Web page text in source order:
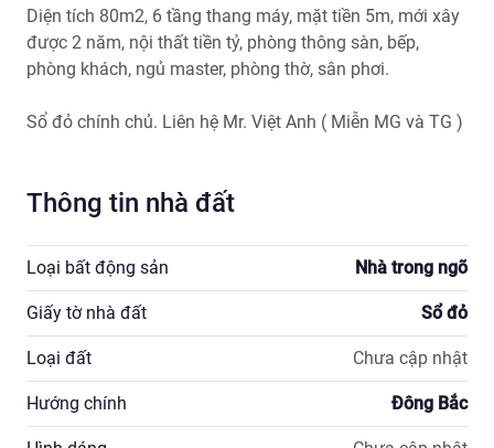
Diện tích 80m2, 6 tầng thang máy, mặt tiền 5m, mới xây
được 2 năm, nội thất tiền tỷ, phòng thông sàn, bếp,
phòng khách, ngủ master, phòng thờ, sân phơi.
Sổ đỏ chính chủ. Liên hệ Mr. Việt Anh ( Miễn MG và TG )
Thông tin nhà đất
Loại bất động sản Nhà trong ngõ
Giấy tờ nhà đất Sổ đỏ
Loại đất Chưa cập nhật
Hướng chính Đông Bắc